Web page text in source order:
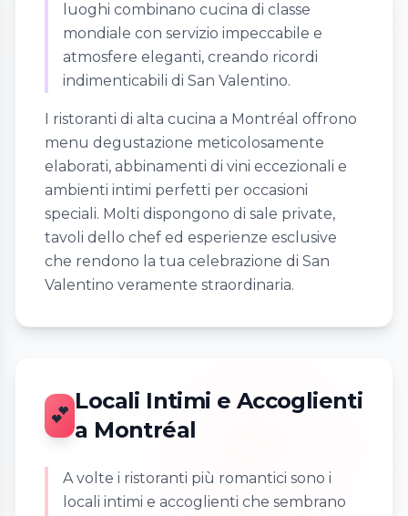
luoghi combinano cucina di classe
mondiale con servizio impeccabile e
atmosfere eleganti, creando ricordi
indimenticabili di San Valentino.
I ristoranti di alta cucina a Montréal offrono
menu degustazione meticolosamente
elaborati, abbinamenti di vini eccezionali e
ambienti intimi perfetti per occasioni
speciali. Molti dispongono di sale private,
tavoli dello chef ed esperienze esclusive
che rendono la tua celebrazione di San
Valentino veramente straordinaria.
💕
Locali Intimi e Accoglienti
a Montréal
A volte i ristoranti più romantici sono i
locali intimi e accoglienti che sembrano